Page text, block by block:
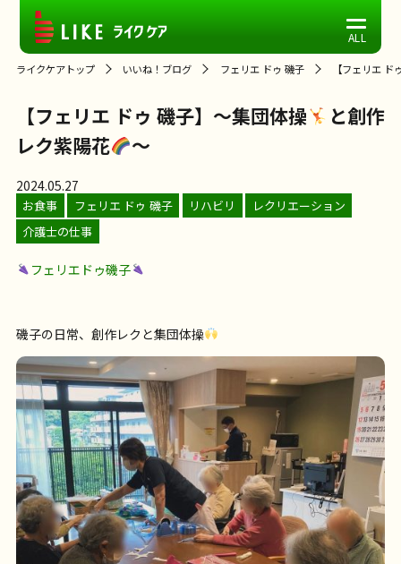
ライクケアトップ いいね！ブログ フェリエ ドゥ 磯子 【フェリエ
【フェリエ ドゥ 磯子】～集団体操
と創作
レク紫陽花
～
2024.05.27
お食事 フェリエ ドゥ 磯子 リハビリ
レクリエーション
介護士の仕事
フェリエドゥ磯子
磯子の日常、創作レクと集団体操